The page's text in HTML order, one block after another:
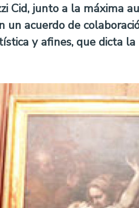
Cid, junto a la máxima
un acuerdo de
y afines, que dicta